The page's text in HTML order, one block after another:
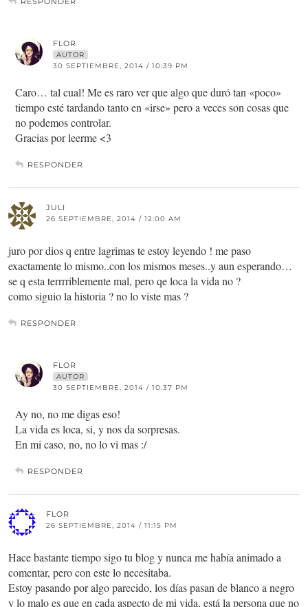
FLOR
AUTOR
30 SEPTIEMBRE, 2014 / 10:39 PM
Caro… tal cual! Me es raro ver que algo que duró tan «poco»
tiempo esté tardando tanto en «irse» pero a veces son cosas que
no podemos controlar.
Gracias por leerme <3
RESPONDER
JULI
26 SEPTIEMBRE, 2014 / 12:00 AM
juro por dios q entre lagrimas te estoy leyendo ! me paso
exactamente lo mismo..con los mismos meses..y aun esperando…
se q esta terrrriblemente mal, pero qe loca la vida no ?
como siguio la historia ? no lo viste mas ?
RESPONDER
FLOR
AUTOR
30 SEPTIEMBRE, 2014 / 10:37 PM
Ay no, no me digas eso!
La vida es loca, si, y nos da sorpresas.
En mi caso, no, no lo vi mas :/
RESPONDER
FLOR
26 SEPTIEMBRE, 2014 / 11:15 PM
Hace bastante tiempo sigo tu blog y nunca me había animado a
comentar, pero con este lo necesitaba.
Estoy pasando por algo parecido, los días pasan de blanco a negro
y lo malo es que en cada aspecto de mi vida, está la persona que no